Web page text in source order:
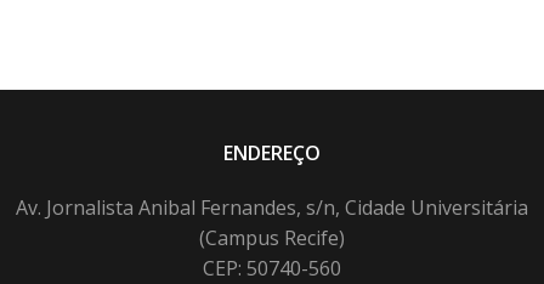
ENDEREÇO
Av. Jornalista Anibal Fernandes, s/n, Cidade Universitária
(Campus Recife)
CEP: 50740-560